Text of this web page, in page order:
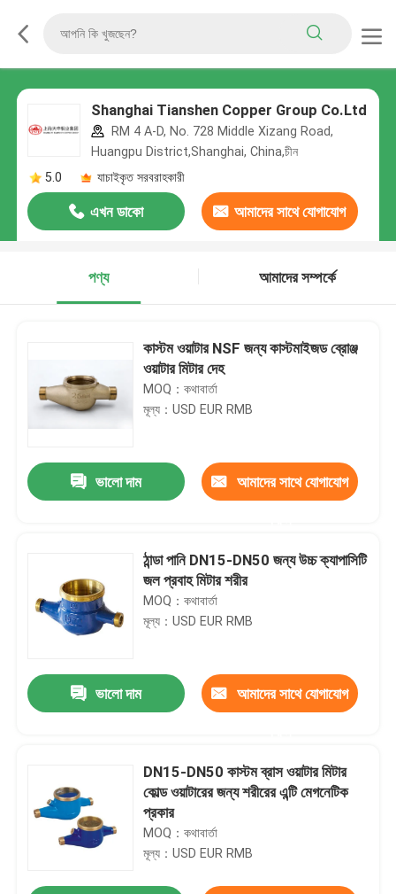
Shanghai Tianshen Copper Group Co.Ltd
RM 4 A-D, No. 728 Middle Xizang Road,
Huangpu District,Shanghai, China,চীন
5.0
যাচাইকৃত সরবরাহকারী
এখন ডাকো আমাদের সাথে যোগাযোগ
পণ্য
আমাদের সম্পর্কে
কাস্টম ওয়াটার NSF জন্য কাস্টমাইজড ব্রোঞ্জ
ওয়াটার মিটার দেহ
MOQ：কথাবার্তা
মূল্য：USD EUR RMB
ভালো দাম আমাদের সাথে যোগাযোগ
ঠান্ডা পানি DN15-DN50 জন্য উচ্চ ক্যাপাসিটি
জল প্রবাহ মিটার শরীর
MOQ：কথাবার্তা
মূল্য：USD EUR RMB
ভালো দাম আমাদের সাথে যোগাযোগ
DN15-DN50 কাস্টম ব্রাস ওয়াটার মিটার
কোল্ড ওয়াটারের জন্য শরীরের এন্টি মেগনেটিক
প্রকার
MOQ：কথাবার্তা
মূল্য：USD EUR RMB